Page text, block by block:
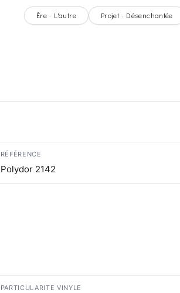
Ère · L'autre Projet · Désenchantée
RÉFÉRENCE
Polydor 2142
PARTICULARITE VINYLE